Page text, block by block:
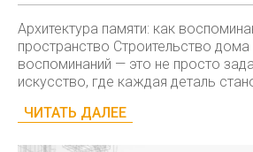
Архитектура памяти: как
пространство Строительство
воспоминаний — это не просто
искусство, где каждая деталь
ЧИТАТЬ ДАЛЕЕ